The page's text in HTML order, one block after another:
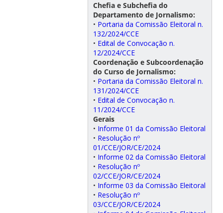
Chefia e Subchefia do
Departamento de Jornalismo:
• Portaria da Comissão Eleitoral n.
132/2024/CCE
• Edital de Convocação n.
12/2024/CCE
Coordenação e Subcoordenação
do Curso de Jornalismo:
• Portaria da Comissão Eleitoral n.
131/2024/CCE
• Edital de Convocação n.
11/2024/CCE
Gerais
• Informe 01 da Comissão Eleitoral
• Resolução nº
01/CCE/JOR/CE/2024
• Informe 02 da Comissão Eleitoral
• Resolução nº
02/CCE/JOR/CE/2024
• Informe 03 da Comissão Eleitoral
• Resolução nº
03/CCE/JOR/CE/2024